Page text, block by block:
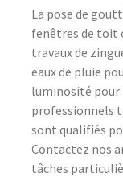
La pose de
fenêtres de toit
travaux de
eaux de pluie
luminosité pour
professionnels
sont qualifiés
Contactez nos
tâches